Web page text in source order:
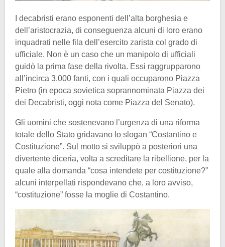
I decabristi erano esponenti dell’alta borghesia e
dell’aristocrazia, di conseguenza alcuni di loro erano
inquadrati nelle fila dell’esercito zarista col grado di
ufficiale. Non è un caso che un manipolo di ufficiali
guidò la prima fase della rivolta. Essi raggrupparono
all’incirca 3.000 fanti, con i quali occuparono Piazza
Pietro (in epoca sovietica soprannominata Piazza dei
dei Decabristi, oggi nota come Piazza del Senato).
Gli uomini che sostenevano l’urgenza di una riforma
totale dello Stato gridavano lo slogan “Costantino e
Costituzione”. Sul motto si sviluppò a posteriori una
divertente diceria, volta a screditare la ribellione, per la
quale alla domanda “cosa intendete per costituzione?”
alcuni interpellati rispondevano che, a loro avviso,
“costituzione” fosse la moglie di Costantino.